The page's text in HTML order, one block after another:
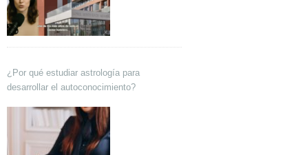
¿Por qué estudiar astrología para
desarrollar el autoconocimiento?